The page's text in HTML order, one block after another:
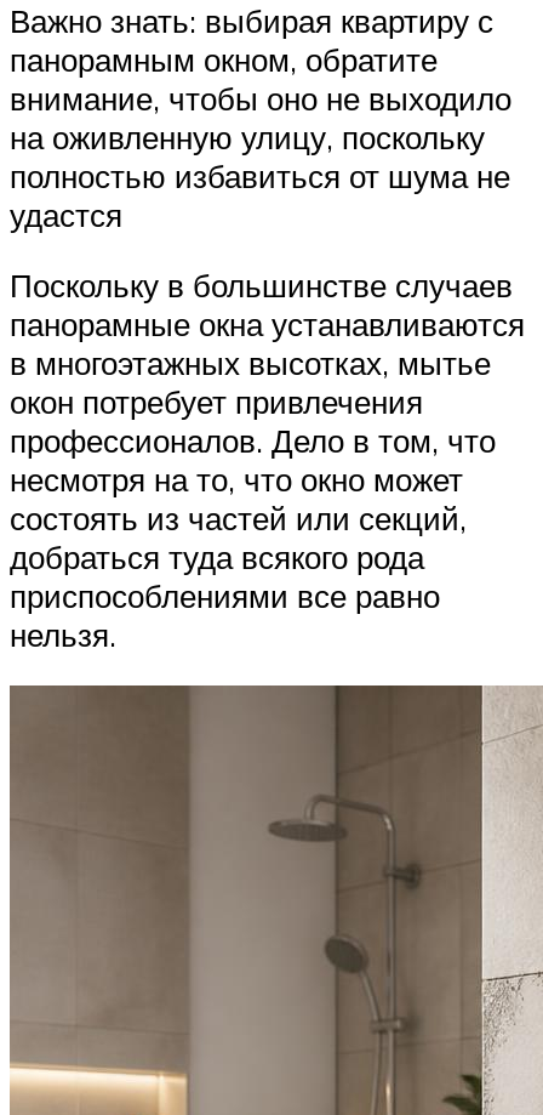
Важно знать: выбирая квартиру с
панорамным окном, обратите
внимание, чтобы оно не выходило
на оживленную улицу, поскольку
полностью избавиться от шума не
удастся
Поскольку в большинстве случаев
панорамные окна устанавливаются
в многоэтажных высотках, мытье
окон потребует привлечения
профессионалов. Дело в том, что
несмотря на то, что окно может
состоять из частей или секций,
добраться туда всякого рода
приспособлениями все равно
нельзя.